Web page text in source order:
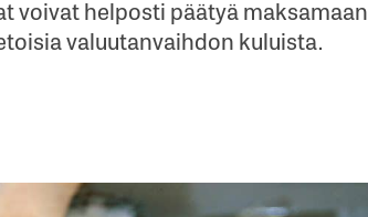
voivat helposti päätyä maksamaan
valuutanvaihdon kuluista.